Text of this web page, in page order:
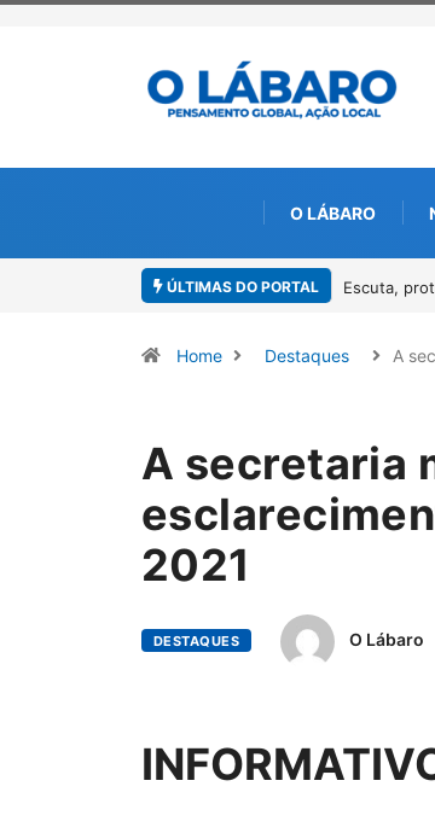
O LÁBARO
ÚLTIMAS DO PORTAL
o I Workshop da Mulher Negra em Paracatu
Home Destaques A
A secretaria
2021
DESTAQUES O Lábaro